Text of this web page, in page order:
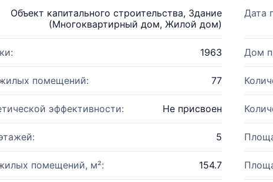
Объект капитального строительства, Здание
(Многоквартирный дом, Жилой дом)
Дата
1963 Дом
помещений: 77
эффективности: Не присвоен
5
помещений, м²: 154.7